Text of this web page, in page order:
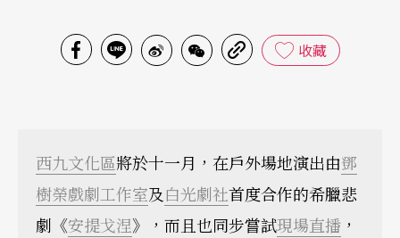
收藏
西九文化區將於十一月，在戶外場地演出由鄧
樹榮戲劇工作室及白光劇社首度合作的希臘悲
劇《安提戈涅》，而且也同步嘗試現場直播 ，